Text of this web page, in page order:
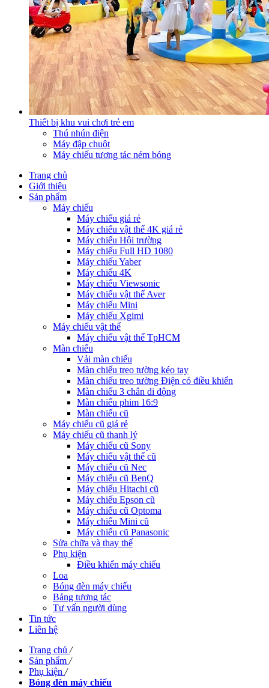
Thiết bị khu vui chơi trẻ em
Thú nhún điện
Máy đập chuột
Máy chiếu tương tác ném bóng
Trang chủ
Giới thiệu
Sản phẩm
Máy chiếu
Máy chiếu giá rẻ
Máy chiếu vật thể 4K giá rẻ
Máy chiếu Hội trường
Máy chiếu Full HD 1080
Máy chiếu Yaber
Máy chiếu 4K
Máy chiếu Viewsonic
Máy chiếu vật thể Aver
Máy chiếu Mini
Máy chiếu Xgimi
Máy chiếu vật thể
Máy chiếu vật thể TpHCM
Màn chiếu
Vải màn chiếu
Màn chiếu treo tường kéo tay
Màn chiếu treo tường Điện có điều khiển
Màn chiếu 3 chân di động
Màn chiếu phim 16:9
Màn chiếu cũ
Máy chiếu cũ giá rẻ
Máy chiếu cũ thanh lý
Máy chiếu cũ Sony
Máy chiếu vật thể cũ
Máy chiếu cũ Nec
Máy chiếu cũ BenQ
Máy chiếu Hitachi cũ
Máy chiếu Epson cũ
Máy chiếu cũ Optoma
Máy chiếu Mini cũ
Máy chiếu cũ Panasonic
Sửa chữa và thay thế
Phụ kiện
Điều khiển máy chiếu
Loa
Bóng đèn máy chiếu
Bảng tương tác
Tư vấn người dùng
Tin tức
Liên hệ
Trang chủ /
Sản phẩm /
Phụ kiện /
Bóng đèn máy chiếu